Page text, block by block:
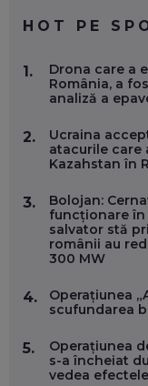
SE VA
EP. 58
MARIUS
EP. 57
ANDREI
EFICIENT
EP. 56
DOINA
ÎNVAȚĂ
EP. 55
HOT PE
1.
Drona care a
România, a
analiză a
2.
Ucraina
atacurile care
Kazahstan în
3.
Bolojan:
funcționare
salvator stă
românii au
300 MW
4.
Operațiunea
scufundarea
5.
Operațiunea
s-a încheiat
vedea